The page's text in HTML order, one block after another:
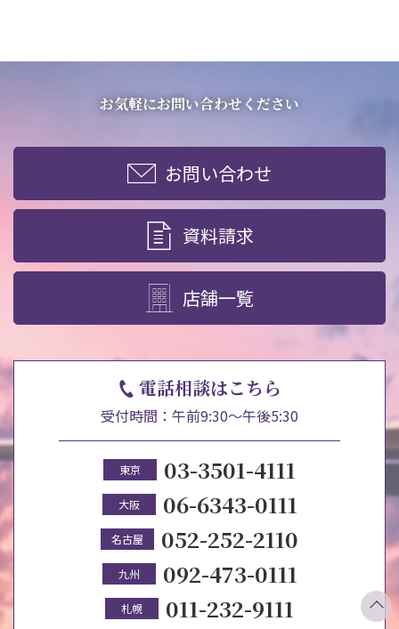
お気軽にお問い合わせください
お問い合わせ
資料請求
店舗一覧
電話相談はこちら
受付時間：午前9:30～午後5:30
東京 03-3501-4111
大阪 06-6343-0111
名古屋 052-252-2110
九州 092-473-0111
札幌
011-232-9111